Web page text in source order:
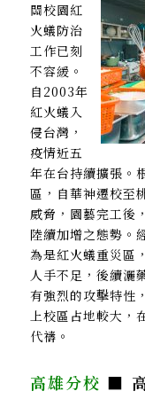
關校園紅
火蟻防治
工作已刻
不容緩。
自2003年
紅火蟻入
侵台灣，
疫情近五
年在台持續擴張。
區，自華神遷校至
威脅，園藝完工後
陸續加增之態勢。
為是紅火蟻重災區
人手不足，後續灑
有強烈的攻擊特性
上校區占地較大，
代禱。
高雄分校 ■